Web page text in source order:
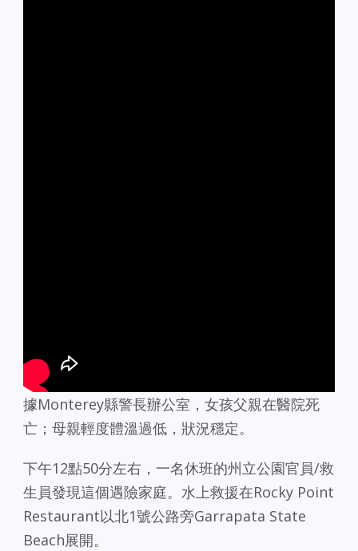
據Monterey縣警長辦公室，女孩父親在醫院死
亡；母親輕度體溫過低，狀況穩定。
下午12點50分左右，一名休班的州立公園官員/救
生員發現這個遇險家庭。水上救援在Rocky Point
Restaurant以北1號公路旁Garrapata State
Beach展開。